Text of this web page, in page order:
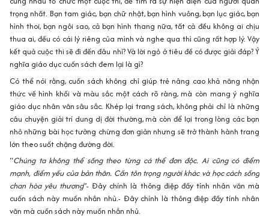
trọng nhất. Bạn tam giác, bạn chữ nhật, bạn hình vuông, bạn lục giác, bạn
hình thoi, bạn ngôi sao, cả bạn hình thang nữa, tất cả đều không ai chịu
thua ai, đều có cái lý riêng của mình và nghe qua thì cũng rất hợp lý. Vậy
kết quả cuộc thi sẽ đi đến đâu nhỉ? Và lời ngỏ ở tiêu đề có được giải đáp? Ý
nghĩa giáo dục cuốn sách đem lại là gì?
Có thể nói rằng, cuốn sách không chỉ giúp trẻ nâng cao khả năng nhận
thức về hình khối và màu sắc một cách rõ ràng, mà còn mang ý nghĩa
giáo dục nhân văn sâu sắc. Khép lại trang sách, không phải chỉ là những
câu chuyện giải trí dung dị đời thường, mà còn để lại trong lòng các bạn
nhỏ những bài học tưởng chừng đơn giản nhưng sẽ trở thành hành trang
lớn theo suốt chặng đường đời.
“Chúng ta không thể sống theo từng cá thể đơn độc. Ai cũng có điểm
mạnh, điểm yếu của bản thân. Cần tôn trọng người khác và học cách sống
chan hòa yêu thương”- Đây chính là thông điệp đầy tính nhân văn mà
cuốn sách này muốn nhắn nhủ.- Đây chính là thông điệp đầy tính nhân
văn mà cuốn sách này muốn nhắn nhủ.